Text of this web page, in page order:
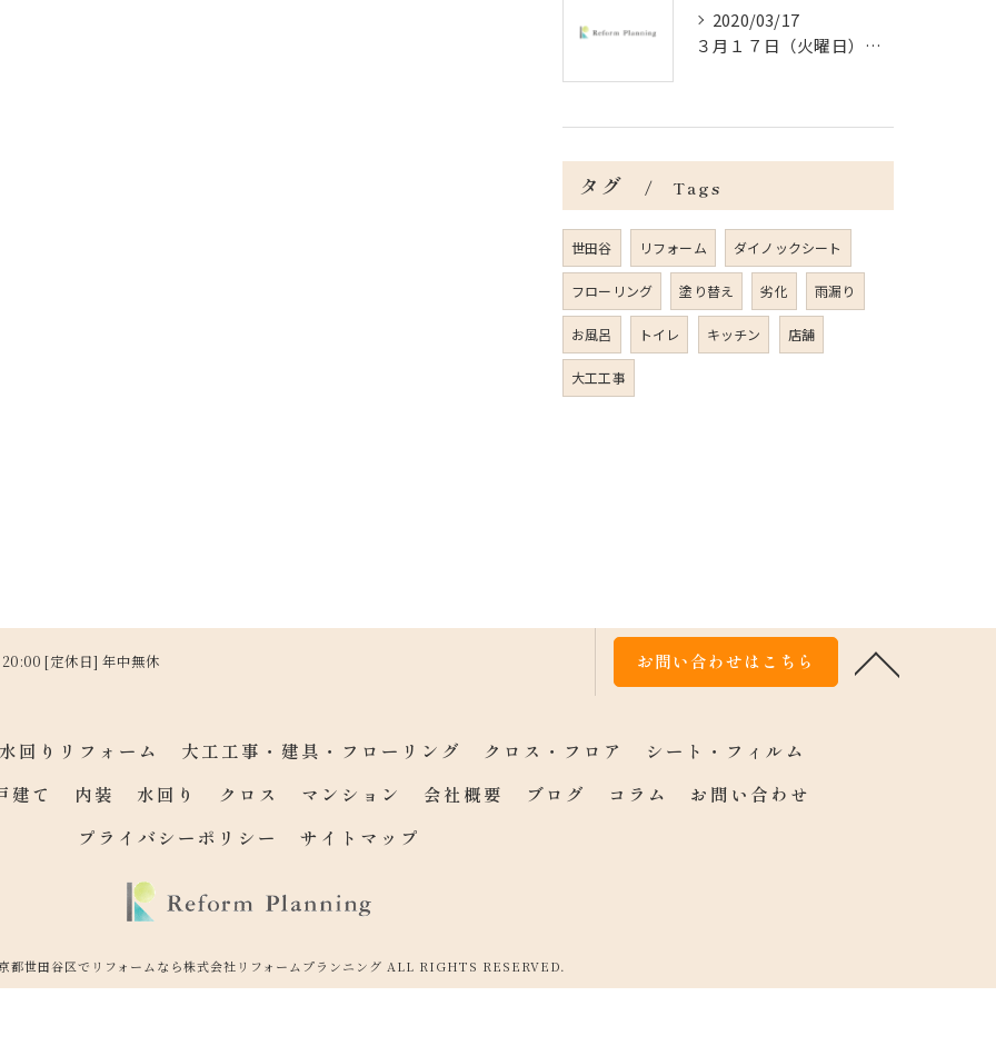
2020/03/17
３月１７日（火曜日）＠杉並区の戸建の内装工事
タグ Tags
世田谷 リフォーム ダイノックシート
フローリング 塗り替え 劣化 雨漏り
お風呂 トイレ キッチン 店舗
大工工事
[定休日] 年中無休 お問い合わせはこちら
水回りリフォーム 大工工事・建具・フローリング クロス・フロア
シート・フィルム
建て 内装 水回り クロス マンション 会社概要 ブログ コラム
お問い合わせ
プライバシーポリシー
サイトマップ
都世田谷区でリフォームなら株式会社リフォームプランニング ALL RIGHTS RESERVED.